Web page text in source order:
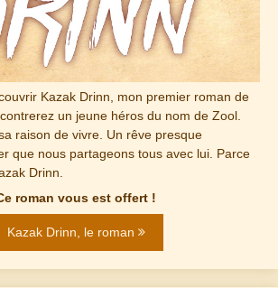
Kazak Drinn, mon premier roman de
un jeune héros du nom de Zool.
raison de vivre. Un rêve presque
que nous partageons tous avec lui. Parce
Drinn.
roman vous est offert !
Kazak Drinn, le roman